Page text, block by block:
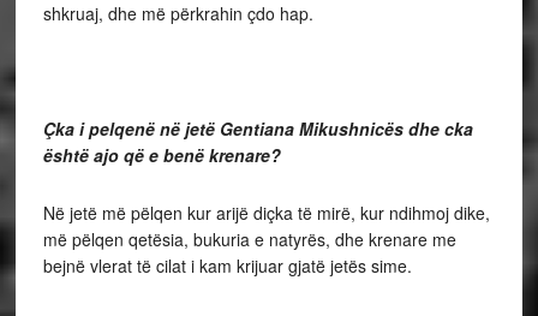
shkruaj, dhe më përkrahin çdo hap.
Çka i pelqenë në jetë Gentiana Mikushnicës dhe cka
është ajo që e benë krenare?
Në jetë më pëlqen kur arijë diçka të mirë, kur ndihmoj dike,
më pëlqen qetësia, bukuria e natyrës, dhe krenare me
bejnë vlerat të cilat i kam krijuar gjatë jetës sime.